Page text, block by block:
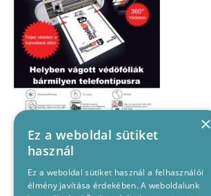
×
Ez a weboldal sütiket
használ
Ez a weboldal sütiket használ a felhasználói
élmény javítása érdekében. A weboldalunk